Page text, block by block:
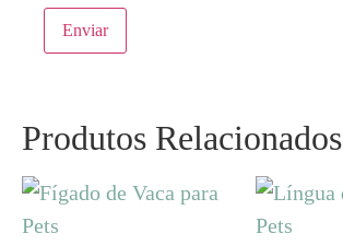
Produtos Relacionados